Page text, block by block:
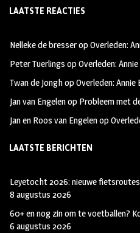
b
oo
k
ag
m
tt
LAATSTE REACTIES
Nelleke de bresseropOverleden:
Peter Tuerlings opOverleden:
Twan de JonghopOverleden:
Jan van Engelenop Probleem met
Jan en Roos van Engelenop
LAATSTE BERICHTEN
Leyetocht 2026: nieuwe fietsroutes
8 augustus 2026
60+ en nog zin om te voetballen?
6 augustus 2026